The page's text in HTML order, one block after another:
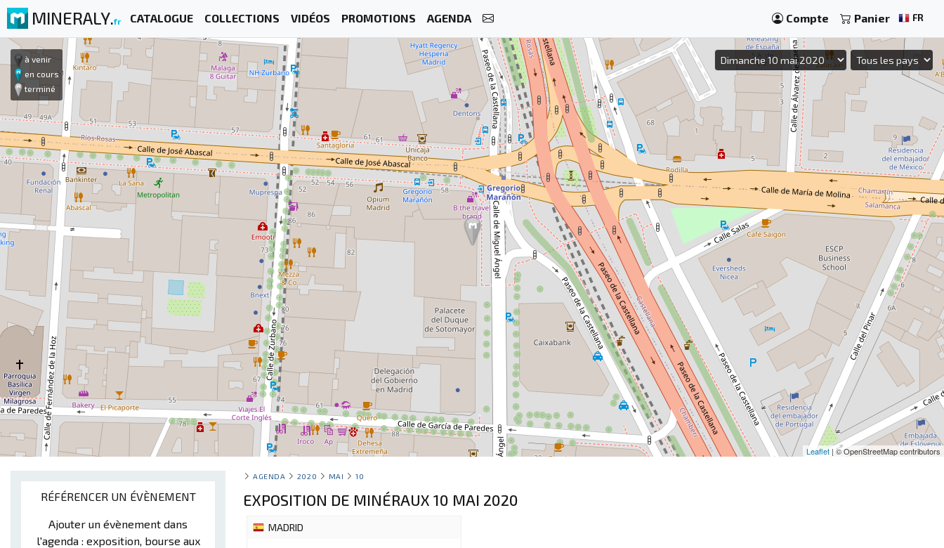
MINERALY.fr CATALOGUE COLLECTIONS VIDÉOS PROMOTIONS AGENDA Compte Panier FR
Leaflet | © OpenStreetMap contributors
à venir
en cours
terminé
RÉFÉRENCER UN ÉVÈNEMENT
Ajouter un évènement dans
l'agenda : exposition, bourse aux
AGENDA 2020 MAI 10
EXPOSITION DE MINÉRAUX 10 MAI 2020
MADRID